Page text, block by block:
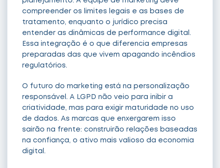
compreender os limites legais e as bases de
tratamento, enquanto o jurídico precisa
entender as dinâmicas de performance digital.
Essa integração é o que diferencia empresas
preparadas das que vivem apagando incêndios
regulatórios.
O futuro do marketing está na personalização
responsável. A LGPD não veio para inibir a
criatividade, mas para exigir maturidade no uso
de dados. As marcas que enxergarem isso
sairão na frente: construirão relações baseadas
na confiança, o ativo mais valioso da economia
digital.